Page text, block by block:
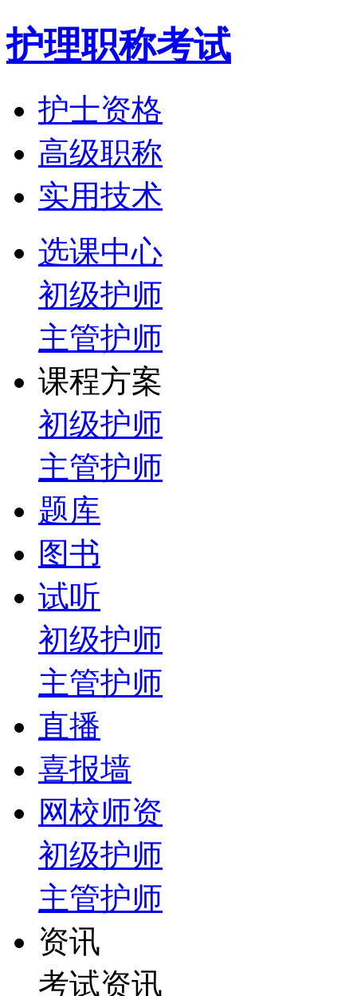
护理职称考试
护士资格
高级职称
实用技术
选课中心
初级护师
主管护师
课程方案
初级护师
主管护师
题库
图书
试听
初级护师
主管护师
直播
喜报墙
网校师资
初级护师
主管护师
资讯
考试资讯